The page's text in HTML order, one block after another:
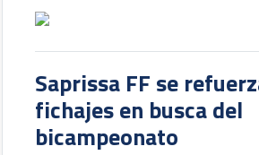
Saprissa FF se
fichajes en busca del
bicampeonato